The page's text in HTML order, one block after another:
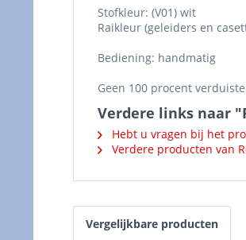
Stofkleur: (V01) wit
Raikleur (geleiders en
Bediening: handmatig
Geen 100 procent
Verdere links naar
Hebt u vragen bij het
Verdere producten van
Vergelijkbare producten